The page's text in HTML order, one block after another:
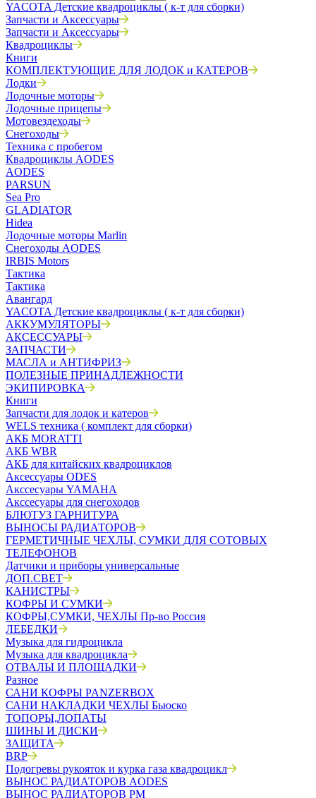
YACOTA Детские квадроциклы ( к-т для сборки)
Запчасти и Аксессуары
Запчасти и Аксессуары
Квадроциклы
Книги
КОМПЛЕКТУЮЩИЕ ДЛЯ ЛОДОК и КАТЕРОВ
Лодки
Лодочные моторы
Лодочные прицепы
Мотовездеходы
Снегоходы
Техника с пробегом
Квадроциклы AODES
AODES
PARSUN
Sea Pro
GLADIATOR
Hidea
Лодочные моторы Marlin
Снегоходы AODES
IRBIS Motors
Тактика
Тактика
Авангард
YACOTA Детские квадроциклы ( к-т для сборки)
АККУМУЛЯТОРЫ
АКСЕССУАРЫ
ЗАПЧАСТИ
МАСЛА и АНТИФРИЗ
ПОЛЕЗНЫЕ ПРИНАДЛЕЖНОСТИ
ЭКИПИРОВКА
Книги
Запчасти для лодок и катеров
WELS техника ( комплект для сборки)
АКБ MORATTI
АКБ WBR
АКБ для китайских квадроциклов
Аксессуары ODES
Акссесуары YAMAHA
Акссесуары для снегоходов
БЛЮТУЗ ГАРНИТУРА
ВЫНОСЫ РАДИАТОРОВ
ГЕРМЕТИЧНЫЕ ЧЕХЛЫ, СУМКИ ДЛЯ СОТОВЫХ
ТЕЛЕФОНОВ
Датчики и приборы универсальные
ДОП.СВЕТ
КАНИСТРЫ
КОФРЫ И СУМКИ
КОФРЫ,СУМКИ, ЧЕХЛЫ Пр-во Россия
ЛЕБЕДКИ
Музыка для гидроцикла
Музыка для квадроцикла
ОТВАЛЫ И ПЛОЩАДКИ
Разное
САНИ КОФРЫ PANZERBOX
САНИ НАКЛАДКИ ЧЕХЛЫ Бьюско
ТОПОРЫ,ЛОПАТЫ
ШИНЫ И ДИСКИ
ЗАЩИТА
BRP
Подогревы рукояток и курка газа квадроцикл
ВЫНОС РАДИАТОРОВ AODES
ВЫНОС РАДИАТОРОВ РМ